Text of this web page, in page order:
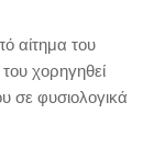
αίτημα του
χορηγηθεί
σε φυσιολογικά